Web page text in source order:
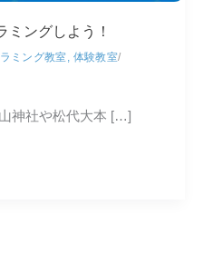
ミングしよう！
ミング教室, 体験教室/
神社や松代大本 […]